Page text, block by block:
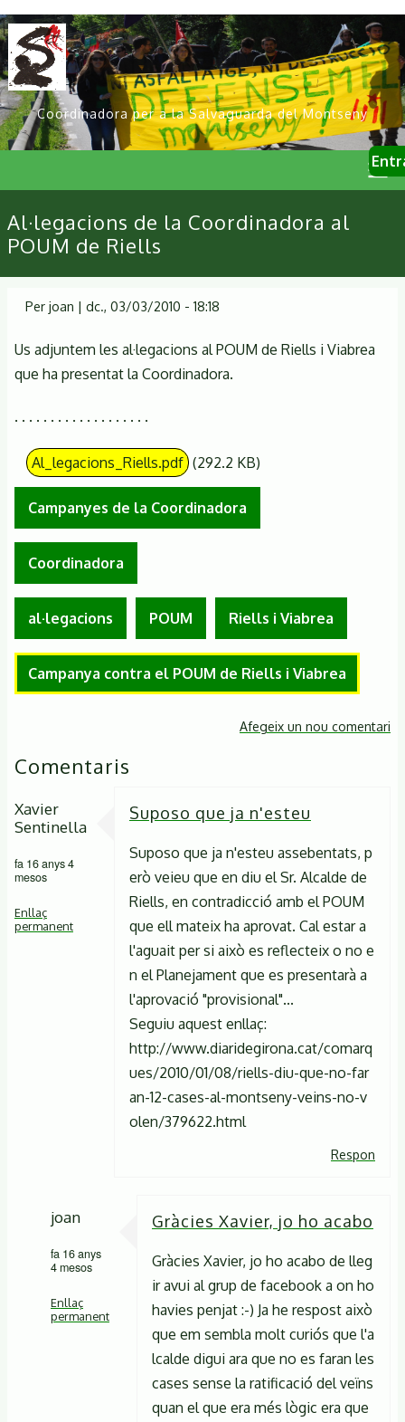
Vés
al
contingut
Coordinadora per a la Salvaguarda del Montseny
User
Primary
links
Al·legacions de la Coordinadora al
POUM de Riells
Per joan | dc., 03/03/2010 - 18:18
Us adjuntem les al·legacions al POUM de Riells i Viabrea
que ha presentat la Coordinadora.
. . . . . . . . . . . . . . . . . . .
Al_legacions_Riells.pdf (292.2 KB)
Campanyes de la Coordinadora
Coordinadora
al·legacions POUM Riells i Viabrea
Campanya contra el POUM de Riells i Viabrea
Afegeix un nou comentari
Comentaris
Xavier
Sentinella
fa 16 anys 4
mesos
Enllaç
permanent
Suposo que ja n'esteu
Suposo que ja n'esteu assebentats, p
erò veieu que en diu el Sr. Alcalde de
Riells, en contradicció amb el POUM
que ell mateix ha aprovat. Cal estar a
l'aguait per si això es reflecteix o no e
n el Planejament que es presentarà a
l'aprovació "provisional"...
Seguiu aquest enllaç:
http://www.diaridegirona.cat/comarq
ues/2010/01/08/riells-diu-que-no-far
an-12-cases-al-montseny-veins-no-v
olen/379622.html
Respon
joan
fa 16 anys
4 mesos
Enllaç
permanent
Gràcies Xavier, jo ho acabo
Gràcies Xavier, jo ho acabo de lleg
ir avui al grup de facebook a on ho
havies penjat :-) Ja he respost això
que em sembla molt curiós que l'a
lcalde digui ara que no es faran les
cases sense la ratificació del veïns
quan el que era més lògic era que